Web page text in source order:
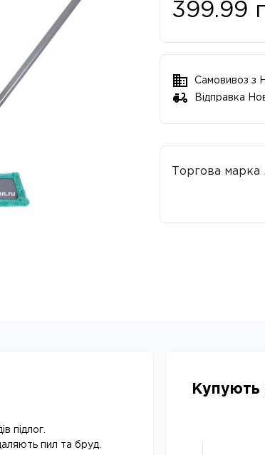
399.99
Самовивоз з
Відправка
Торгова марка
підлог.
пил та бруд.
Купують